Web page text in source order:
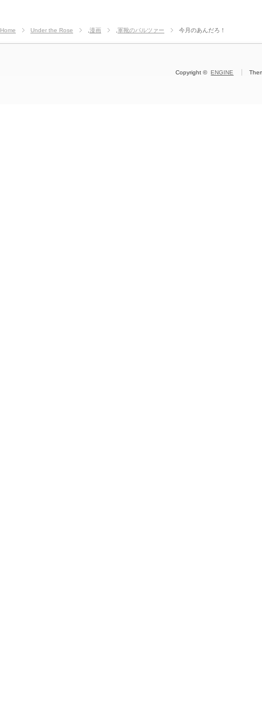
Home Under the Rose 漫画 軍靴のバルツァー 今月のあんだろ！
Copyright ©ENGINE